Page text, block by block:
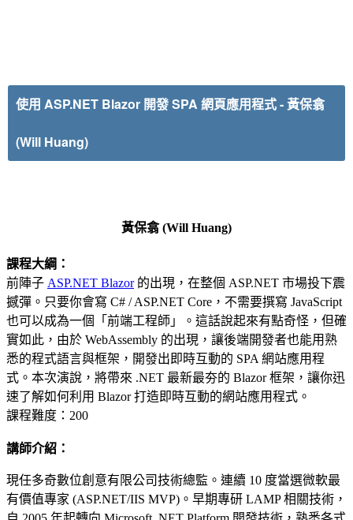
使用 ASP.NET Blazor 開發 SPA 網頁應用程式-黃保翕
(Will Huang)
黃保翕 (Will Huang)
課程大綱：
前陣子 ASP.NET Blazor的出現，在整個 ASP.NET 市場投下震
撼彈。只要你會寫 C# / ASP.NET Core，不需要撰寫 JavaScript
也可以成為一個「前端工程師」。這話說起來有點奇怪，但確
實如此，由於 WebAssembly 的出現，讓後端開發者也能用熟
悉的程式語言與框架，開發出即時互動的 SPA 網站應用程
式。本次演說，將帶來 .NET 最新最夯的 Blazor 框架，讓你迅
速了解如何利用 Blazor 打造即時互動的網站應用程式。
課程難度：200
講師介紹：
現任多奇數位創意有限公司技術總監。連續 10 度當選微軟最
有價值專家 (ASP.NET/IIS MVP)。早期專研 LAMP 相關技術，